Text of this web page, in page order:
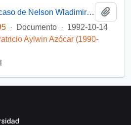
[Solicita investigar el caso de Nelson Wladimiro Curiñir]
· Documento · 1992-10-14
Aylwin Azócar (1990-